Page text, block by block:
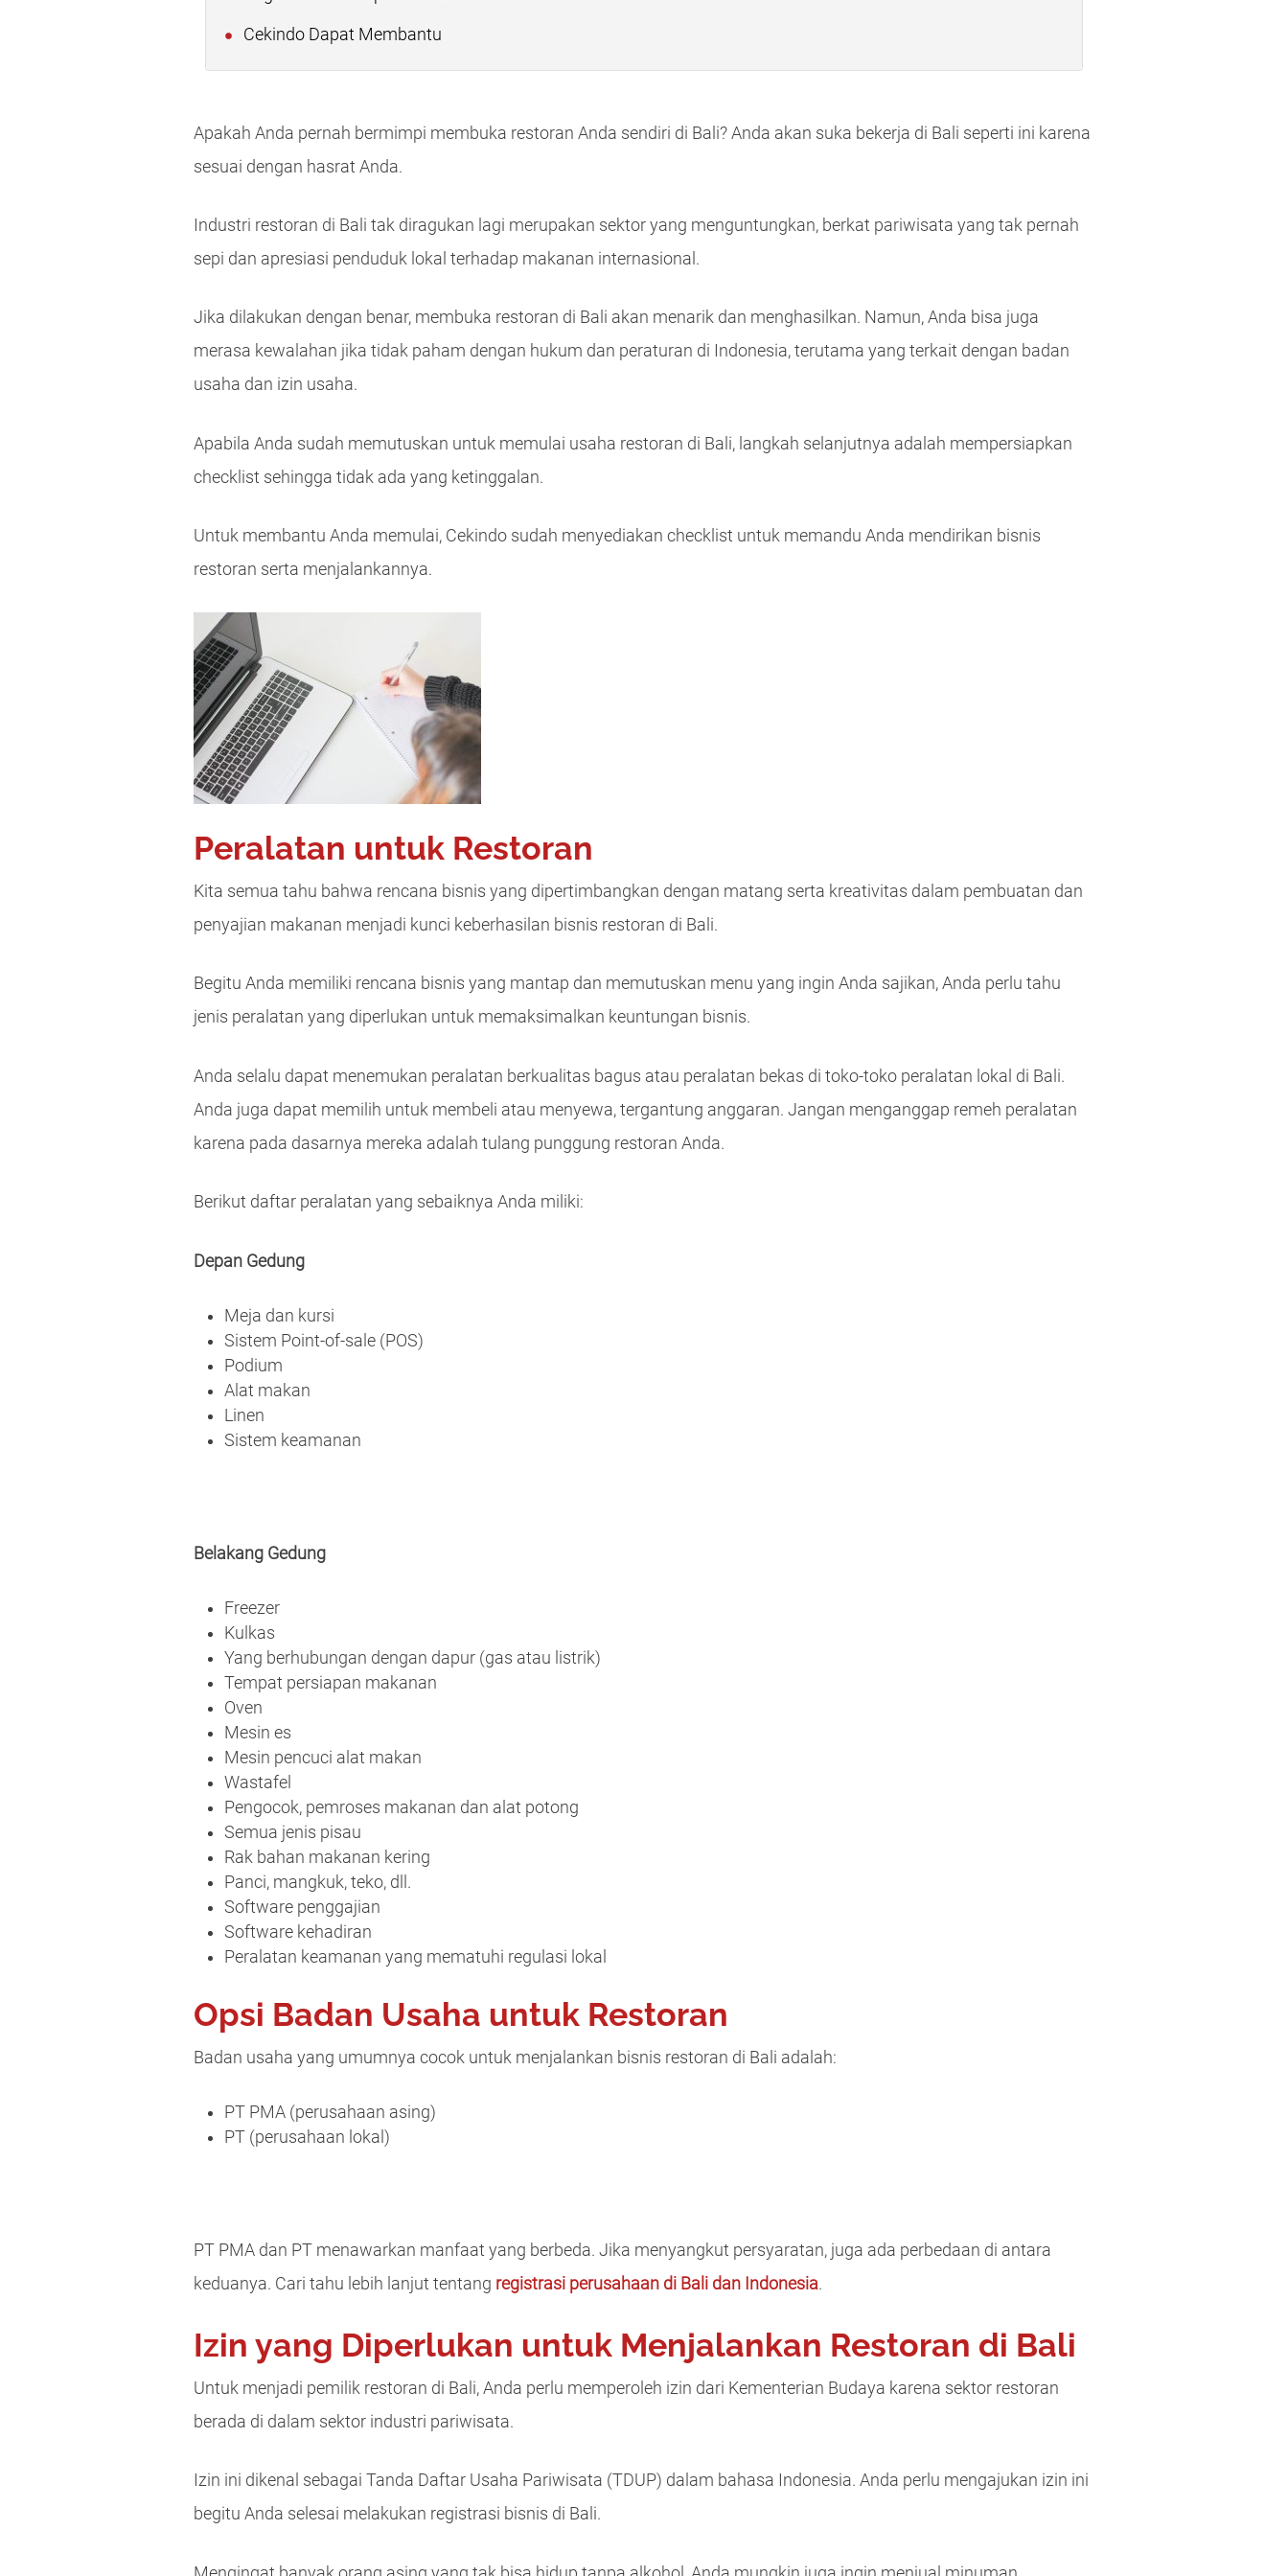
Cekindo Dapat Membantu
Apakah Anda pernah bermimpi membuka restoran Anda sendiri di Bali? Anda akan suka bekerja di Bali seperti ini karena
sesuai dengan hasrat Anda.
Industri restoran di Bali tak diragukan lagi merupakan sektor yang menguntungkan, berkat pariwisata yang tak pernah
sepi dan apresiasi penduduk lokal terhadap makanan internasional.
Jika dilakukan dengan benar, membuka restoran di Bali akan menarik dan menghasilkan. Namun, Anda bisa juga
merasa kewalahan jika tidak paham dengan hukum dan peraturan di Indonesia, terutama yang terkait dengan badan
usaha dan izin usaha.
Apabila Anda sudah memutuskan untuk memulai usaha restoran di Bali, langkah selanjutnya adalah mempersiapkan
checklist sehingga tidak ada yang ketinggalan.
Untuk membantu Anda memulai, Cekindo sudah menyediakan checklist untuk memandu Anda mendirikan bisnis
restoran serta menjalankannya.
Peralatan untuk Restoran
Kita semua tahu bahwa rencana bisnis yang dipertimbangkan dengan matang serta kreativitas dalam pembuatan dan
penyajian makanan menjadi kunci keberhasilan bisnis restoran di Bali.
Begitu Anda memiliki rencana bisnis yang mantap dan memutuskan menu yang ingin Anda sajikan, Anda perlu tahu
jenis peralatan yang diperlukan untuk memaksimalkan keuntungan bisnis.
Anda selalu dapat menemukan peralatan berkualitas bagus atau peralatan bekas di toko-toko peralatan lokal di Bali.
Anda juga dapat memilih untuk membeli atau menyewa, tergantung anggaran. Jangan menganggap remeh peralatan
karena pada dasarnya mereka adalah tulang punggung restoran Anda.
Berikut daftar peralatan yang sebaiknya Anda miliki:
Depan Gedung
Meja dan kursi
Sistem Point-of-sale (POS)
Podium
Alat makan
Linen
Sistem keamanan
Belakang Gedung
Freezer
Kulkas
Yang berhubungan dengan dapur (gas atau listrik)
Tempat persiapan makanan
Oven
Mesin es
Mesin pencuci alat makan
Wastafel
Pengocok, pemroses makanan dan alat potong
Semua jenis pisau
Rak bahan makanan kering
Panci, mangkuk, teko, dll.
Software penggajian
Software kehadiran
Peralatan keamanan yang mematuhi regulasi lokal
Opsi Badan Usaha untuk Restoran
Badan usaha yang umumnya cocok untuk menjalankan bisnis restoran di Bali adalah:
PT PMA (perusahaan asing)
PT (perusahaan lokal)
PT PMA dan PT menawarkan manfaat yang berbeda. Jika menyangkut persyaratan, juga ada perbedaan di antara
keduanya. Cari tahu lebih lanjut tentang registrasi perusahaan di Bali dan Indonesia.
Izin yang Diperlukan untuk Menjalankan Restoran di Bali
Untuk menjadi pemilik restoran di Bali, Anda perlu memperoleh izin dari Kementerian Budaya karena sektor restoran
berada di dalam sektor industri pariwisata.
Izin ini dikenal sebagai Tanda Daftar Usaha Pariwisata (TDUP) dalam bahasa Indonesia. Anda perlu mengajukan izin ini
begitu Anda selesai melakukan registrasi bisnis di Bali.